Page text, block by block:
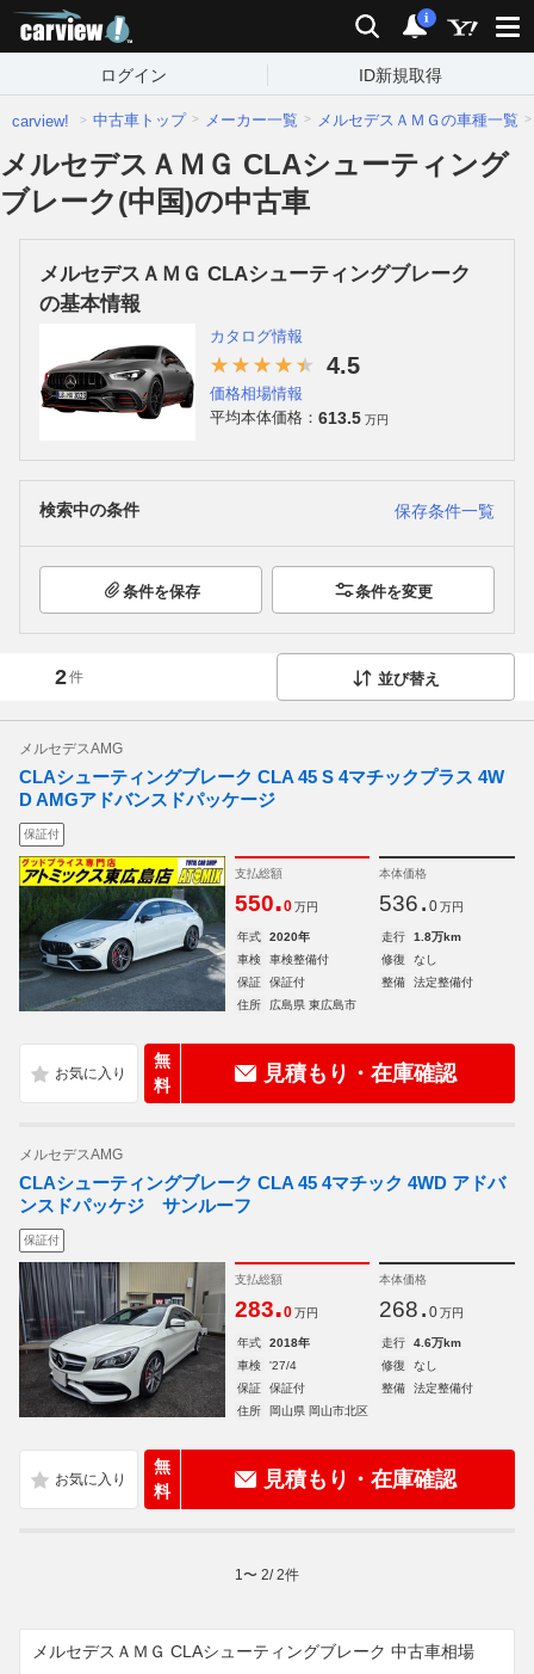
検索 通知
i
ログイン ID新規取得
carview! 中古車トップ メーカー一覧 メルセデスＡＭＧの車種一覧
メルセデスＡＭＧ CLAシューティング
ブレーク(中国)の中古車
メルセデスＡＭＧ CLAシューティングブレーク
の基本情報
カタログ情報
4.5
価格相場情報
平均本体価格： 613.5 万円
検索中の条件 保存条件一覧
条件を保存 条件を変更
2件 並び替え
メルセデスAMG
CLAシューティングブレーク CLA 45 S 4マチックプラス 4W
D AMGアドバンスドパッケージ
保証付
支払総額
550.0 万円
本体価格
536. 0 万円
年式 2020年 走行
1.8万km
車検
車検整備付 修復
なし
保証
保証付 整備
法定整備付
住所
広島県 東広島市
無
料
見積もり・在庫確認
メルセデスAMG
CLAシューティングブレーク CLA 45 4マチック 4WD アドバ
ンスドパッケジ サンルーフ
保証付
支払総額
283.0 万円
本体価格
268. 0 万円
年式 2018年 走行
4.6万km
車検
'27/4 修復
なし
保証
保証付 整備
法定整備付
住所
岡山県 岡山市北区
無
料
見積もり・在庫確認
1 〜 2/2件
メルセデスＡＭＧ CLAシューティングブレーク 中古車相場